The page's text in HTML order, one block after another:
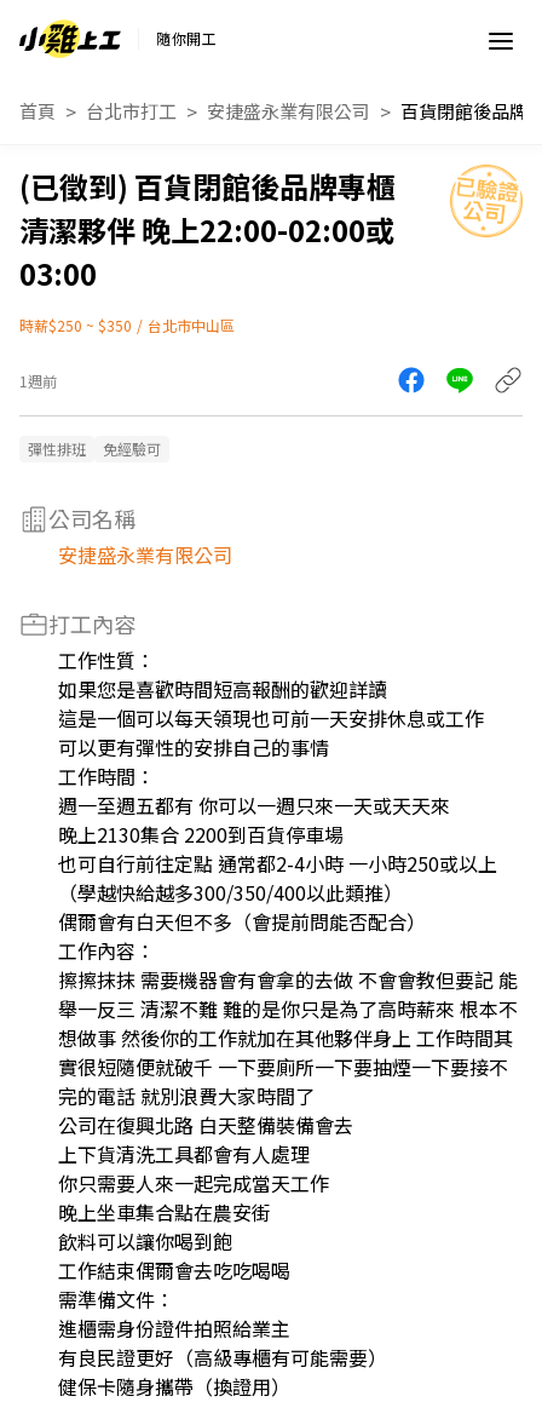
隨你開工
首頁 台北市打工 安捷盛永業有限公司
百貨閉館後品牌專櫃
清潔夥伴 晚上22:00-02:00或
03:00
時薪$250 ~ $350 / 台北市中山區
1週前
彈性排班 免經驗可
公司名稱
安捷盛永業有限公司
打工內容
工作性質：
如果您是喜歡時間短高報酬的歡迎詳讀
這是一個可以每天領現也可前一天安排休息或工作
可以更有彈性的安排自己的事情
工作時間：
週一至週五都有 你可以一週只來一天或天天來
晚上2130集合 2200到百貨停車場
也可自行前往定點 通常都2-4小時 一小時250或以上
（學越快給越多300/350/400以此類推）
偶爾會有白天但不多（會提前問能否配合）
工作內容：
擦擦抹抹 需要機器會有會拿的去做 不會會教但要記 能
舉一反三 清潔不難 難的是你只是為了高時薪來 根本不
想做事 然後你的工作就加在其他夥伴身上 工作時間其
實很短隨便就破千 一下要廁所一下要抽煙一下要接不
完的電話 就別浪費大家時間了
公司在復興北路 白天整備裝備會去
上下貨清洗工具都會有人處理
你只需要人來一起完成當天工作
晚上坐車集合點在農安街
飲料可以讓你喝到飽
工作結束偶爾會去吃吃喝喝
需準備文件：
進櫃需身份證件拍照給業主
有良民證更好（高級專櫃有可能需要）
健保卡隨身攜帶（換證用）